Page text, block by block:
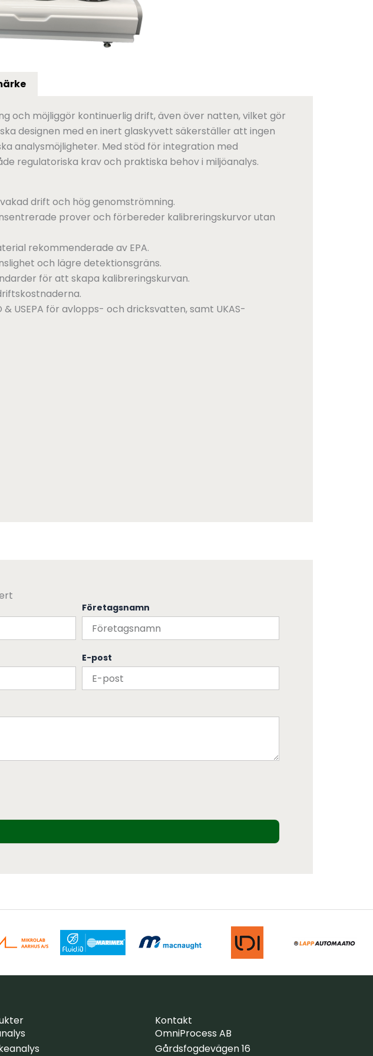
och möjliggör kontinuerlig drift, även över natten, vilket gör
designen med en inert glaskyvett säkerställer att ingen
analysmöjligheter. Med stöd för integration med
regulatoriska krav och praktiska behov i miljöanalys.
drift och hög genomströmning.
prover och förbereder kalibreringskurvor utan
rekommenderade av EPA.
och lägre detektionsgräns.
för att skapa kalibreringskurvan.
USEPA för avlopps- och dricksvatten, samt UKAS-
Företagsnamn
E-post
Kontakt
OmniProcess AB
Gårdsfogdevägen 16